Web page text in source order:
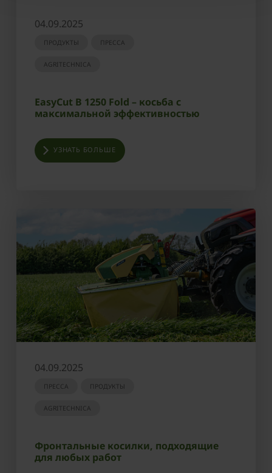
04.09.2025
ПРОДУКТЫ ПРЕССА
AGRITECHNICA
EasyCut B 1250 Fold – косьба с
максимальной эффективностью
УЗНАТЬ БОЛЬШЕ
04.09.2025
ПРЕССА ПРОДУКТЫ
AGRITECHNICA
Фронтальные косилки, подходящие
для любых работ